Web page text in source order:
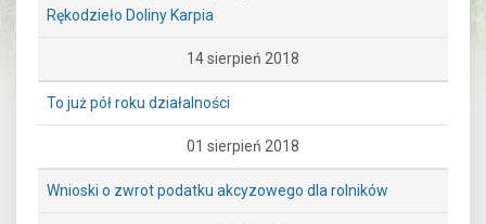
Rękodzieło Doliny Karpia
14 sierpień 2018
To już pół roku działalności
01 sierpień 2018
Wnioski o zwrot podatku akcyzowego dla rolników